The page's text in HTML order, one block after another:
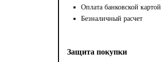
Оплата банковской картой
Безналичный расчет
Защита покупки